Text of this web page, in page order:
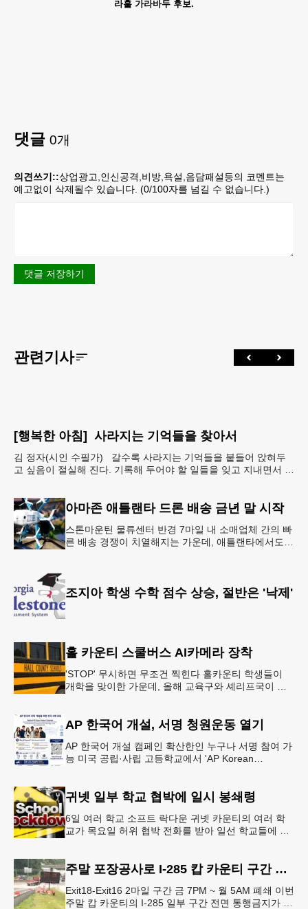
라훌 가라바두 후보.
댓글 0개
의견쓰기::상업광고,인신공격,비방,욕설,음담패설등의 코멘트는
예고없이 삭제될수 있습니다. (0/100자를 넘길 수 없습니다.)
댓글 저장하기
관련기사
[행복한 아침] 사라지는 기억들을 찾아서
김 정자(시인 수필가) 갈수록 사라지는 기억들을 붙들어 앉혀두
고 싶음이 절실해 진다. 기록해 두어야 할 일들을 잊고 지내면서 아
아마존 애틀랜타 드론 배송 금년 말 시작
스톤마운틴 물류센터 반경 7마일 내 소매업체 간의 빠
른 배송 경쟁이 치열해지는 가운데, 애틀랜타에서도
조지아 학생 수학 점수 상승, 절반은 '낙제'
홀 카운티 스쿨버스 AI카메라 장착
'STOP' 무시하면 무조건 찍힌다 홀카운티 학생들이
개학을 맞이한 가운데, 올해 교육구와 셰리프국이 학
AP 한국어 개설, 서명 청원운동 열기
AP 한국어 개설 캠페인 확산한인 누구나 서명 참여 가
능 미국 공립·사립 고등학교에서 'AP Korean
귀넷 일부 학교 협박에 일시 봉쇄령
6일 여러 학교 소프트 락다운 귀넷 카운티의 여러 학
교가 목요일 허위 협박 전화를 받아 일선 학교들에 일
주말 포장공사로 I-285 캅 카운티 구간 통행금지
Exit18-Exit16 2마일 구간 금 7PM ~ 월 5AM 폐쇄 이번
주말 캅 카운티의 I-285 일부 구간 전면 통행금지가 시